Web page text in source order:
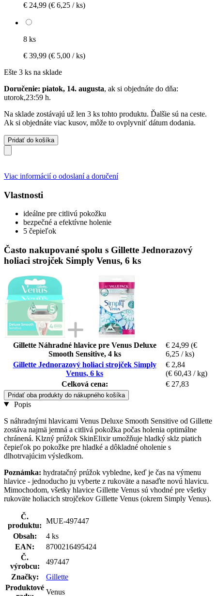
€ 24,99 (€ 6,25 / ks)
8 ks
€ 39,99 (€ 5,00 / ks)
Ešte 3 ks na sklade
Doručenie: piatok, 14. augusta, ak si objednáte do dňa:
utorok,23:59 h.
Na sklade zostávajú už len 3 ks tohto produktu. Ďalšie sú na ceste.
Ak si objednáte viac kusov, môže to ovplyvniť dátum dodania.
Pridať do košíka
Viac informácií o odoslaní a doručení
Vlastnosti
ideálne pre citlivú pokožku
bezpečné a efektívne holenie
5 čepieľok
Často nakupované spolu s Gillette Jednorazový
holiaci strojček Simply Venus, 6 ks
Gillette Náhradné hlavice pre Venus Deluxe
Smooth Sensitive, 4 ks
€ 24,99 (€
6,25 / ks)
Gillette Jednorazový holiaci strojček Simply
Venus, 6 ks
€ 2,84
(€ 60,43 / kg)
Celková cena:
€ 27,83
Pridať oba produkty do nákupného košíka
Popis
S náhradnými hlavicami Venus Deluxe Smooth Sensitive od Gillette
zostáva najmä jemná a citlivá pokožka počas holenia optimálne
chránená. Klzný prúžok SkinElixir umožňuje hladký sklz piatich
čepieľok po pokožke pre hladké a dôkladné oholenie s
dlhotrvajúcim výsledkom.
Poznámka: hydratačný prúžok vybledne, keď je čas na výmenu
hlavice - jednoducho ju vyberte z rukoväte a nasaďte novú hlavicu.
Mimochodom, všetky hlavice Gillette Venus sú vhodné pre všetky
rukoväte holiacich strojčekov Gillette Venus (okrem Simply Venus).
Č.
produktu:
MUE-497447
Obsah:
4 ks
EAN:
8700216495424
Č.
výrobcu:
497447
Značky:
Gillette
Produktové
Venus